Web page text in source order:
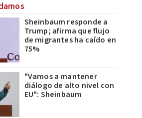
Sheinbaum responde a
Trump; afirma que flujo
de migrantes ha caído en
75%
"Vamos a mantener
diálogo de alto nivel con
EU": Sheinbaum